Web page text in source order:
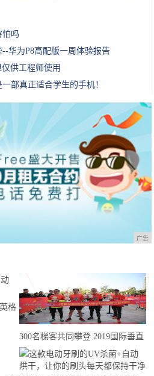
怕吗
华为P8高配版一周体验报告
供工程师使用
部真正适合学生的手机！
广告
格
300名梯客共同攀登 2019国际垂直
马拉松超级精英赛顺德海骏达中心
站欢乐开跑